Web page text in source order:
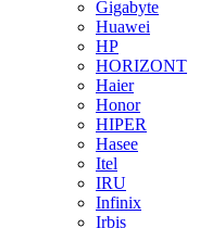
Gigabyte
Huawei
HP
HORIZONT
Haier
Honor
HIPER
Hasee
Itel
IRU
Infinix
Irbis